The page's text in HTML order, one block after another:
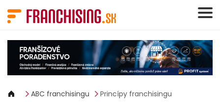
ABC franchisingu Princípy franchisingu